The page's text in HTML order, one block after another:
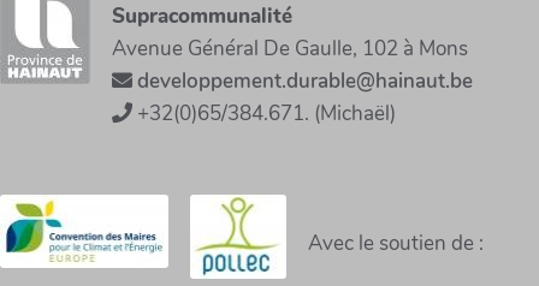
Supracommunalité
Avenue Général De Gaulle, 102 à Mons
developpement.durable@hainaut.be
+32(0)65/384.671. (Michaël)
Avec le soutien de :